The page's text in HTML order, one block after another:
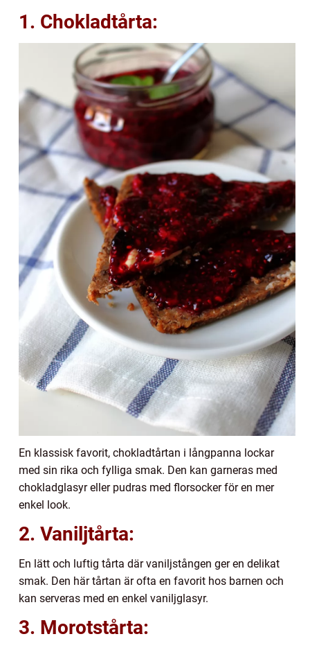
1. Chokladtårta:
En klassisk favorit, chokladtårtan i långpanna lockar
med sin rika och fylliga smak. Den kan garneras med
chokladglasyr eller pudras med florsocker för en mer
enkel look.
2. Vaniljtårta:
En lätt och luftig tårta där vaniljstången ger en delikat
smak. Den här tårtan är ofta en favorit hos barnen och
kan serveras med en enkel vaniljglasyr.
3. Morotstårta: